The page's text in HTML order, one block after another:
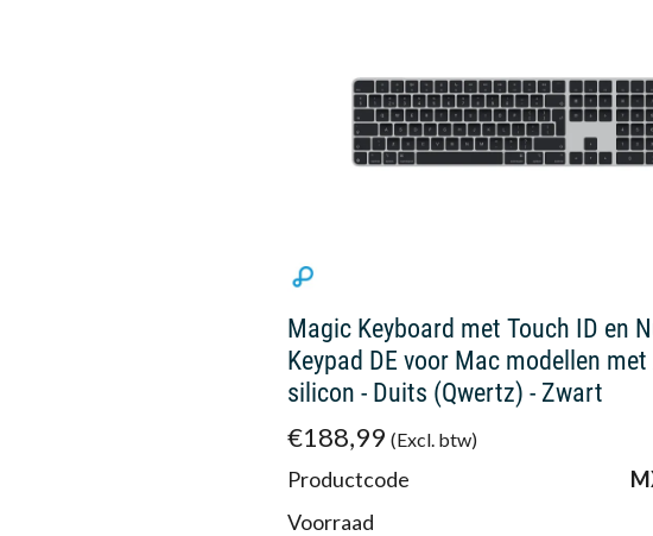
Magic Keyboard met Touch ID en
Keypad DE voor Mac modellen
silicon - Duits (Qwertz) - Zwart
€188,99 (Excl. btw)
Productcode
Voorraad